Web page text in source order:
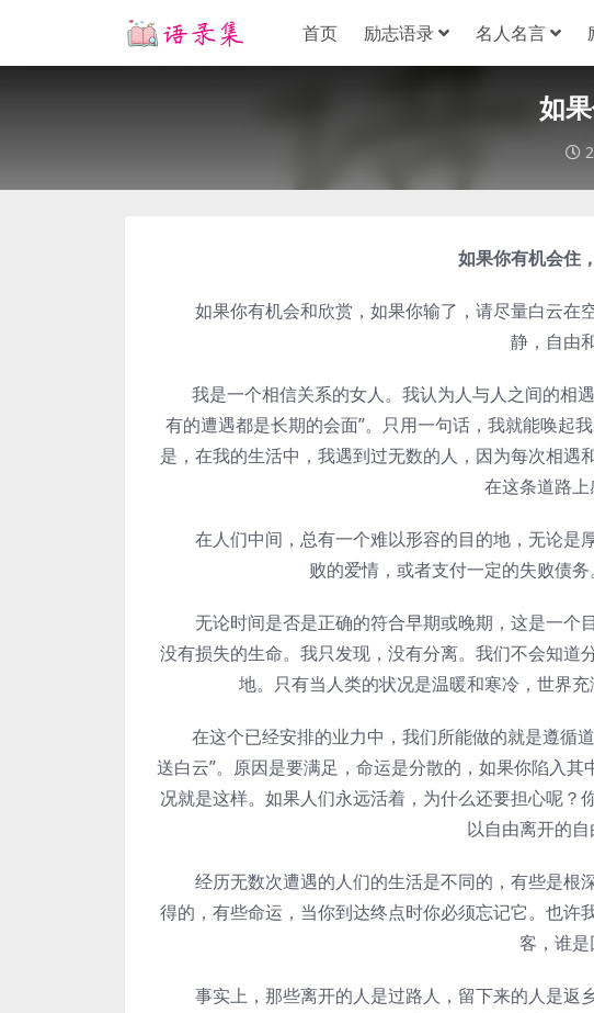
首页 励志语录 名人名言
如
如果你有机会住
如果你有机会和欣赏，如果你输了，请尽量白云在
静，自由
我是一个相信关系的女人。我认为人与人之间的相
有的遭遇都是长期的会面”。只用一句话，我就能唤起
是，在我的生活中，我遇到过无数的人，因为每次相
在这条道路上
在人们中间，总有一个难以形容的目的地，无论是
败的爱情，或者支付一定的失败债
无论时间是否是正确的符合早期或晚期，这是一个
没有损失的生命。我只发现，没有分离。我们不会知
地。只有当人类的状况是温暖和寒冷，世界
在这个已经安排的业力中，我们所能做的就是遵循
送白云”。原因是要满足，命运是分散的，如果你陷入
况就是这样。如果人们永远活着，为什么还要担心呢
以自由离开的自
经历无数次遭遇的人们的生活是不同的，有些是根
得的，有些命运，当你到达终点时你必须忘记它。也
客，谁是
事实上，那些离开的人是过路人，留下来的人是返